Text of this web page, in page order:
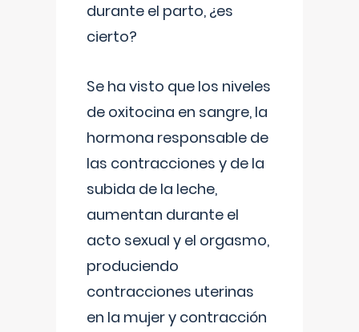
durante el parto, ¿es
cierto?
Se ha visto que los niveles
de oxitocina en sangre, la
hormona responsable de
las contracciones y de la
subida de la leche,
aumentan durante el
acto sexual y el orgasmo,
produciendo
contracciones uterinas
en la mujer y contracción